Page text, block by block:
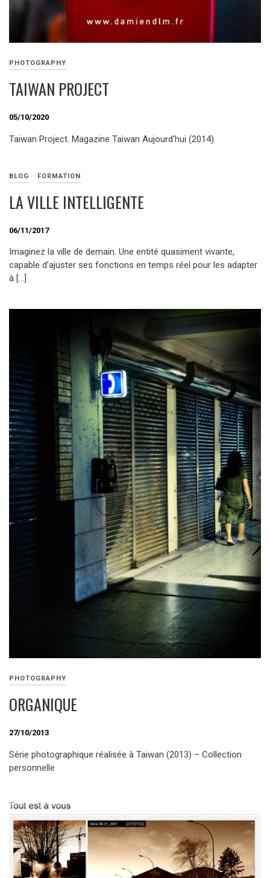
PHOTOGRAPHY
TAIWAN PROJECT
05/10/2020
Taiwan Project. Magazine Taiwan Aujourd’hui (2014)
BLOG FORMATION
LA VILLE INTELLIGENTE
06/11/2017
Imaginez la ville de demain. Une entité quasiment vivante,
capable d’ajuster ses fonctions en temps réel pour les adapter
à […]
PHOTOGRAPHY
ORGANIQUE
27/10/2013
Série photographique réalisée à Taiwan (2013) – Collection
personnelle